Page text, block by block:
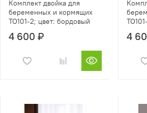
Комплект двойка для
беременных и кормящих
TO101-2; цвет: бордовый
4 600 ₽ 4